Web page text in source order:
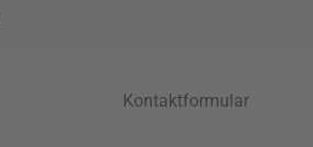
Kontaktformular